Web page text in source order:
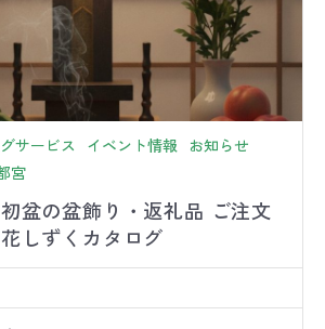
サービス イベント情報 お知らせ
宮
初盆の盆飾り・返礼品 ご注文
しずくカタログ